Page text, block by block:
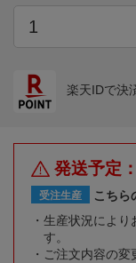
楽天IDで決
発送予定
受注生産
こちら
生産状況により
す。
ご注文内容の